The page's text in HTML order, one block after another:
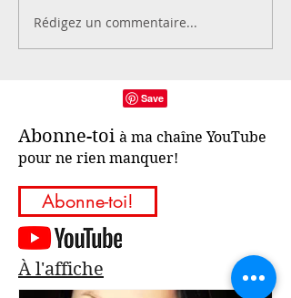
Rédigez un commentaire...
Abonne-toi à ma chaîne YouTube
pour ne rien manquer!
Abonne-toi!
À l'affiche